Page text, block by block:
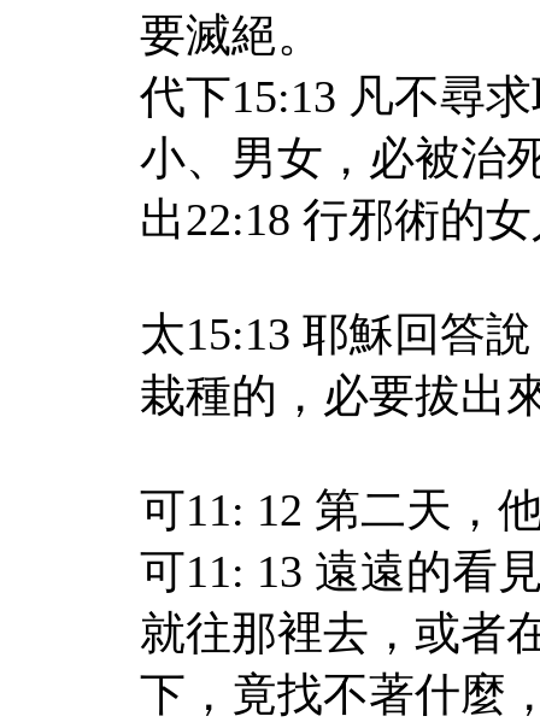
要滅絕。
代下15:13 凡不尋
小、男女，必被治
出22:18 行邪術的
太15:13 耶穌回答
栽種的，必要拔出
可11: 12 第二天，
可11: 13 遠遠的看
就往那裡去，或者
下，竟找不著什麼